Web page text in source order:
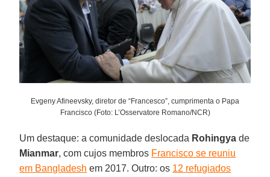
Evgeny Afineevsky, diretor de “Francesco”, cumprimenta o Papa
Francisco (Foto: L’Osservatore Romano/NCR)
Um destaque: a comunidade deslocada Rohingya de
Mianmar, com cujos membros Francisco se reuniu
em Bangladesh em 2017. Outro: os 12 refugiados